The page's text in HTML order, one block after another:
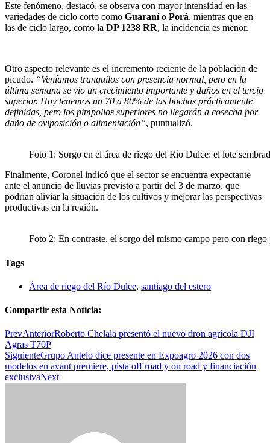
Este fenómeno, destacó, se observa con mayor intensidad en las
variedades de ciclo corto como Guaranío Porá, mientras que en
las de ciclo largo, como la DP 1238 RR, la incidencia es menor.
Otro aspecto relevante es el incremento reciente de la población de
picudo. “Veníamos tranquilos con presencia normal, pero en la
última semana se vio un crecimiento importante y daños en el tercio
superior. Hoy tenemos un 70 a 80% de las bochas prácticamente
definidas, pero los pimpollos superiores no llegarán a cosecha por
daño de oviposición o alimentación”, puntualizó.
Foto 1: Sorgo en el área de riego del Río Dulce: el lote
Finalmente, Coronel indicó que el sector se encuentra expectante
ante el anuncio de lluvias previsto a partir del 3 de marzo, que
podrían aliviar la situación de los cultivos y mejorar las perspectivas
productivas en la región.
Foto 2: En contraste, el sorgo del mismo campo pero con
Tags
Área de riego del Río Dulce, santiago del estero
Compartir esta Noticia:
PrevAnteriorRoberto Chelala presentó el nuevo dron agrícola DJI
Agras T70P
SiguienteGrupo Antelo dice presente en Expoagro 2026 con dos
modelos en avant premiere, pista off road y on road y financiación
exclusivaNext